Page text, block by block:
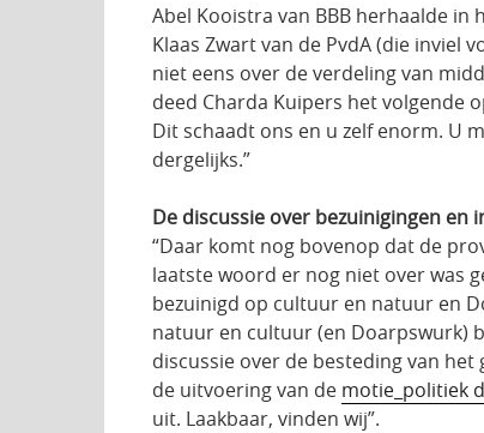
Abel Kooistra van BBB herhaalde
Klaas Zwart van de PvdA (die inviel
niet eens over de verdeling van
deed Charda Kuipers het volgende
Dit schaadt ons en u zelf enorm. U
dergelijks.”
De discussie over bezuinigingen
“Daar komt nog bovenop dat de
laatste woord er nog niet over was
bezuinigd op cultuur en natuur en
natuur en cultuur (en Doarpswurk)
discussie over de besteding van
de uitvoering van de motie_politiek
uit. Laakbaar, vinden wij”.